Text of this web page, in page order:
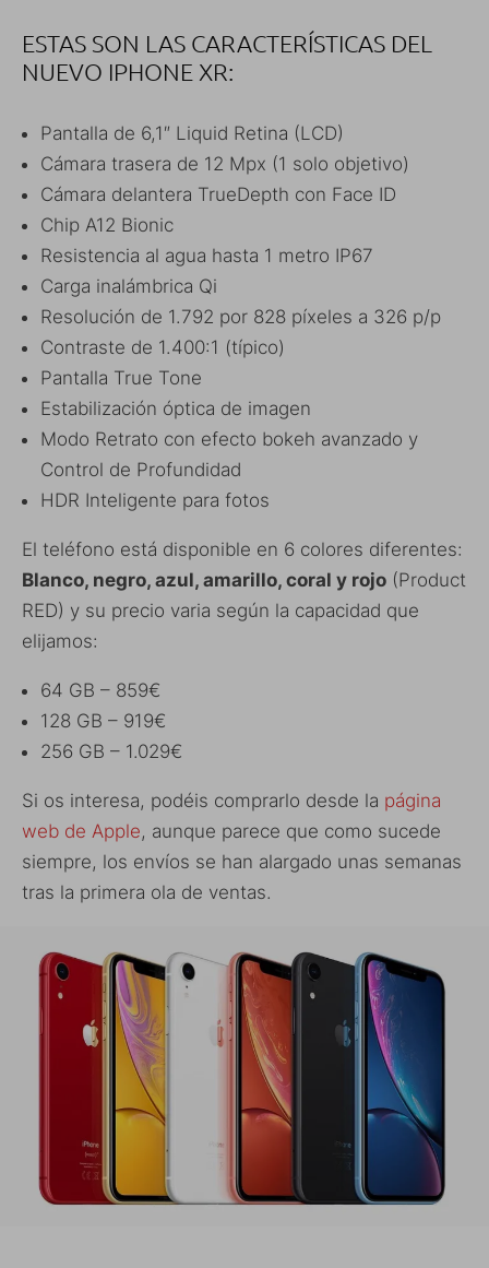
ESTAS SON LAS CARACTERÍSTICAS DEL
NUEVO IPHONE XR:
Pantalla de 6,1″ Liquid Retina (LCD)
Cámara trasera de 12 Mpx (1 solo objetivo)
Cámara delantera TrueDepth con Face ID
Chip A12 Bionic
Resistencia al agua hasta 1 metro IP67
Carga inalámbrica Qi
Resolución de 1.792 por 828 píxeles a 326 p/p
Contraste de 1.400:1 (típico)
Pantalla True Tone
Estabilización óptica de imagen
Modo Retrato con efecto bokeh avanzado y
Control de Profundidad
HDR Inteligente para fotos
El teléfono está disponible en 6 colores diferentes:
Blanco, negro, azul, amarillo, coral y rojo (Product
RED) y su precio varia según la capacidad que
elijamos:
64 GB – 859€
128 GB – 919€
256 GB – 1.029€
Si os interesa, podéis comprarlo desde la página
web de Apple, aunque parece que como sucede
siempre, los envíos se han alargado unas semanas
tras la primera ola de ventas.